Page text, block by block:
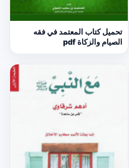
تحميل كتاب المعتمد في فقه
الصيام والزكاة pdf